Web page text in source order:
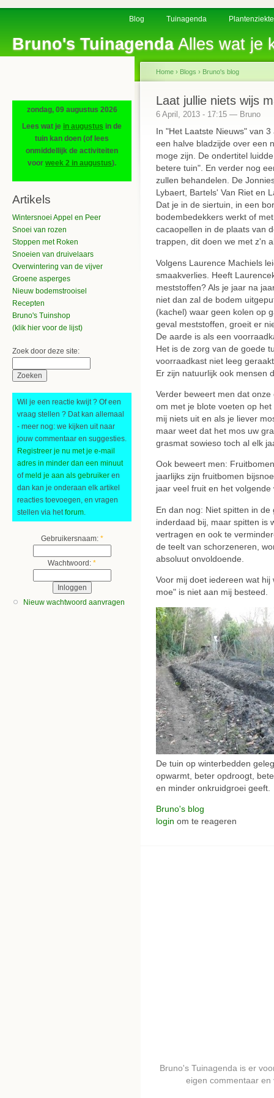
Bruno's TuinagendaAlles wat je
Blog Tuinagenda
zondag, 09 augustus 2026
Lees wat je in augustus in de
tuin kan doen (of lees
onmiddellijk de activiteiten
voor week 2 in augustus).
Artikels
Wintersnoei Appel en Peer
Snoei van rozen
Stoppen met Roken
Snoeien van druivelaars
Overwintering van de vijver
Groene asperges
Nieuw bodemstrooisel
Recepten
Bruno's Tuinshop
(klik hier voor de lijst)
Zoek door deze site:
Wil je een reactie kwijt ? Of een
vraag stellen ? Dat kan allemaal
- meer nog: we kijken uit naar
jouw commentaar en suggesties.
Registreer je nu met je e-mail
adres in minder dan een minuut
ofmeld je aan als gebruiker en
dan kan je onderaan elk artikel
reacties toevoegen, en vragen
stellen via hetforum.
Gebruikersnaam: *
Wachtwoord: *
Nieuw wachtwoord aanvragen
Home › Blogs › Bruno's blog
Laat jullie niets wijs
6 April, 2013 - 17:15 — Bruno
In "Het Laatste Nieuws" van
een halve bladzijde over een
moge zijn. De ondertitel
betere tuin". En verder nog
zullen behandelen. De
Lybaert, Bartels' Van Riet en
Dat je in de siertuin, in een
bodembedekkers werkt of
cacaopellen in de plaats van
trappen, dit doen we met z'n
Volgens Laurence Machiels
smaakverlies. Heeft
meststoffen? Als je jaar na
niet dan zal de bodem
(kachel) waar geen kolen op
geval meststoffen, groeit er
De aarde is als een
Het is de zorg van de goede
voorraadkast niet leeg
Er zijn natuurlijk ook mensen
Verder beweert men dat
om met je blote voeten op
mij niets uit en als je liever
maar weet dat het mos uw
grasmat sowieso toch al elk
Ook beweert men:
jaarlijks zijn fruitbomen
jaar veel fruit en het volgende
En dan nog: Niet spitten in
inderdaad bij, maar spitten is
vertragen en ook te
de teelt van schorzeneren,
absoluut onvoldoende.
Voor mij doet iedereen wat
moe" is niet aan mij besteed.
De tuin op winterbedden
opwarmt, beter opdroogt,
en minder onkruidgroei geeft.
Bruno's blog
login om te reageren
Bruno's Tuinagenda is er
eigen commentaar